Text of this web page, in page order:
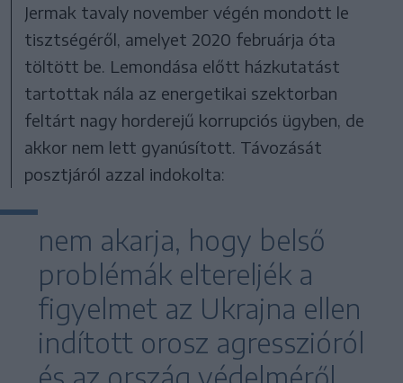
Jermak tavaly november végén mondott le
tisztségéről, amelyet 2020 februárja óta
töltött be. Lemondása előtt házkutatást
tartottak nála az energetikai szektorban
feltárt nagy horderejű korrupciós ügyben, de
akkor nem lett gyanúsított. Távozását
posztjáról azzal indokolta:
nem akarja, hogy belső
problémák eltereljék a
figyelmet az Ukrajna ellen
indított orosz agresszióról